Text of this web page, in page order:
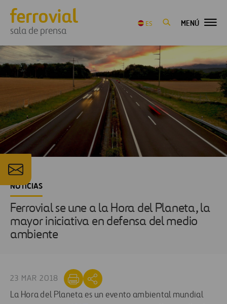
sala de prensa
ES MENÚ
NOTICIAS
Ferrovial se une a la Hora del Planeta, la
mayor iniciativa en defensa del medio
ambiente
23 MAR 2018
La Hora del Planeta es un evento ambiental mundial